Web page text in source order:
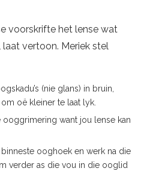
voorskrifte het lense wat
vertoon. Meriek stel
(nie glans) in bruin,
oë kleiner te laat lyk.
want jou lense kan
ooghoek en werk na die
verder as die vou in die ooglid